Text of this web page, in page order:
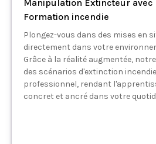
Manipulation Extincteur
Formation incendie
Plongez-vous dans des mises en
directement dans votre
Grâce à la réalité augmentée,
des scénarios d'extinction
professionnel, rendant
concret et ancré dans votre